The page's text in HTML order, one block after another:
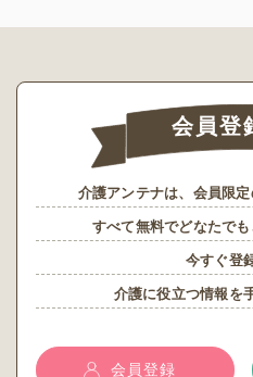
会員登
介護アンテナは、会員限
すべて無料でどなたでも
今すぐ登
介護に役立つ情報を
会員登録